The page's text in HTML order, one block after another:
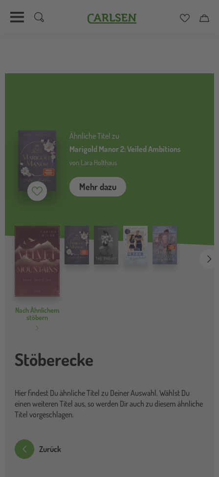
Carlsen
Ähnliche Titel zu
Marigold Manor 2: Veiled Ambitions
von Lara Holthaus
Mehr dazu
Merken ( inaktiv)
Nach Ähnlichem
stöbern
Stöberecke
Hier findest Du ähnliche Titel zu Deiner Auswahl. Wählst Du
einen weiteren Titel aus, so werden Dir auch zu diesem ähnliche
Titel vorgeschlagen.
Zurück